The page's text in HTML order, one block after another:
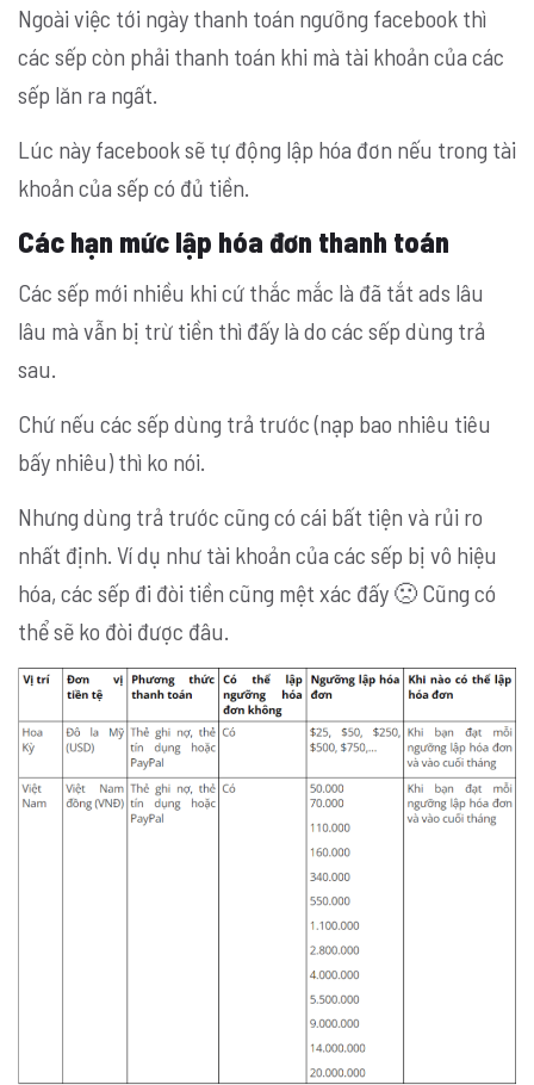
Ngoài việc tới ngày thanh toán ngưỡng facebook thì
các sếp còn phải thanh toán khi mà tài khoản của các
sếp lăn ra ngất.
Lúc này facebook sẽ tự động lập hóa đơn nếu trong tài
khoản của sếp có đủ tiền.
Các hạn mức lập hóa đơn thanh toán
Các sếp mới nhiều khi cứ thắc mắc là đã tắt ads lâu
lâu mà vẫn bị trừ tiền thì đấy là do các sếp dùng trả
sau.
Chứ nếu các sếp dùng trả trước (nạp bao nhiêu tiêu
bấy nhiêu) thì ko nói.
Nhưng dùng trả trước cũng có cái bất tiện và rủi ro
nhất định. Ví dụ như tài khoản của các sếp bị vô hiệu
hóa, các sếp đi đòi tiền cũng mệt xác đấy 🙁 Cũng có
thể sẽ ko đòi được đâu.